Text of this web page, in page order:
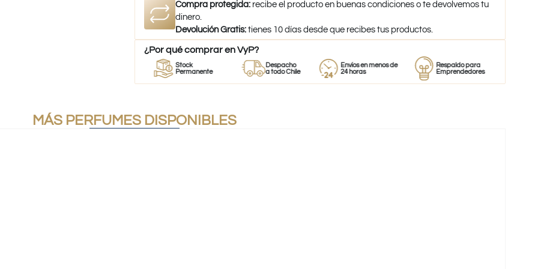
Compra protegida: recibe el producto en buenas condiciones o te devolvemos tu
dinero.
Devolución Gratis: tienes 10 días desde que recibes tus productos.
¿Por qué comprar en VyP?
Stock
Permanente
Despacho
a todo Chile
Envíos en menos de
24 horas
Respaldo para
Emprendedores
MÁS PERFUMES DISPONIBLES